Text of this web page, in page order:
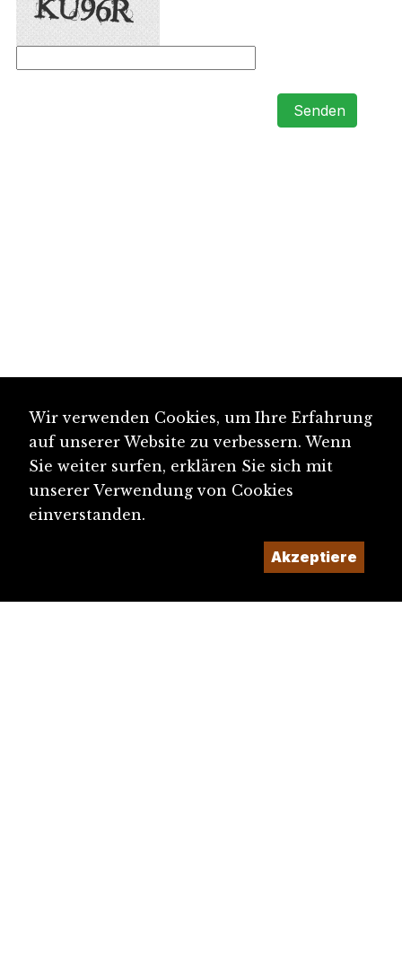
Senden
Wir verwenden Cookies, um Ihre Erfahrung
auf unserer Website zu verbessern. Wenn
Sie weiter surfen, erklären Sie sich mit
unserer Verwendung von Cookies
einverstanden.
Akzeptiere